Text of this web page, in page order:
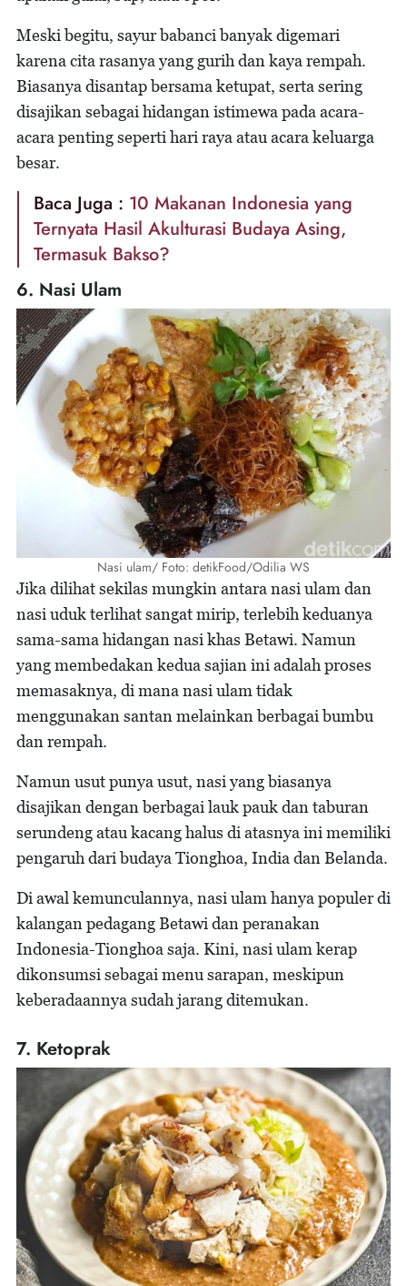
Meski begitu, sayur babanci banyak digemari
karena cita rasanya yang gurih dan kaya rempah.
Biasanya disantap bersama ketupat, serta sering
disajikan sebagai hidangan istimewa pada acara-
acara penting seperti hari raya atau acara keluarga
besar.
Baca Juga : 10 Makanan Indonesia yang
Ternyata Hasil Akulturasi Budaya Asing,
Termasuk Bakso?
6. Nasi Ulam
Nasi ulam/ Foto: detikFood/Odilia WS
Jika dilihat sekilas mungkin antara nasi ulam dan
nasi uduk terlihat sangat mirip, terlebih keduanya
sama-sama hidangan nasi khas Betawi. Namun
yang membedakan kedua sajian ini adalah proses
memasaknya, di mana nasi ulam tidak
menggunakan santan melainkan berbagai bumbu
dan rempah.
Namun usut punya usut, nasi yang biasanya
disajikan dengan berbagai lauk pauk dan taburan
serundeng atau kacang halus di atasnya ini memiliki
pengaruh dari budaya Tionghoa, India dan Belanda.
Di awal kemunculannya, nasi ulam hanya populer di
kalangan pedagang Betawi dan peranakan
Indonesia-Tionghoa saja. Kini, nasi ulam kerap
dikonsumsi sebagai menu sarapan, meskipun
keberadaannya sudah jarang ditemukan.
7. Ketoprak